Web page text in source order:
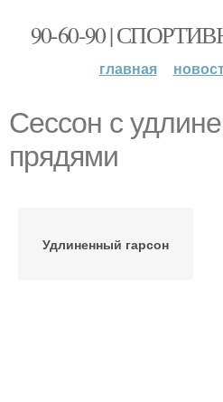
90-60-90 |
главная
Сессон с
прядями
Удлиненный гарсон